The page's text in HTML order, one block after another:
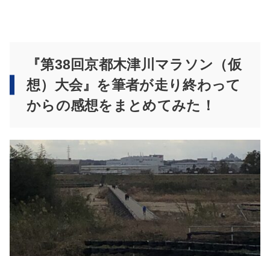
『第38回京都木津川マラソン（仮
想）大会』を筆者が走り終わって
からの感想をまとめてみた！